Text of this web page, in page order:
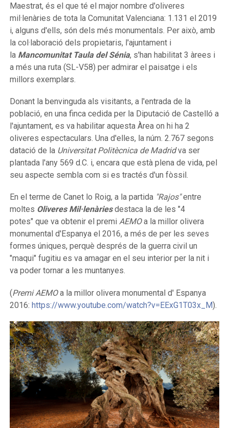
Maestrat, és el que té el major nombre d'oliveres
mil·lenàries de tota la Comunitat Valenciana: 1.131 el 2019
i, alguns d'ells, són dels més monumentals. Per això, amb
la col·laboració dels propietaris, l'ajuntament i
la Mancomunitat Taula del Sénia, s'han habilitat 3 àrees i
a més una ruta (SL-V58) per admirar el paisatge i els
millors exemplars.
Donant la benvinguda als visitants, a l'entrada de la
població, en una finca cedida per la Diputació de Castelló a
l'ajuntament, es va habilitar aquesta Àrea on hi ha 2
oliveres espectaculars. Una d'elles, la núm. 2.767 segons
datació de la Universitat Politècnica de Madridva ser
plantada l'any 569 d.C. i, encara que està plena de vida, pel
seu aspecte sembla com si es tractés d'un fòssil.
En el terme de Canet lo Roig, a la partida "Rajos"entre
moltes Oliveres Mil·lenàriesdestaca la de les "4
potes" que va obtenir el premiAEMOa la millor olivera
monumental d'Espanya el 2016, a més de per les seves
formes úniques, perquè després de la guerra civil un
"maqui" fugitiu es va amagar en el seu interior per la nit i
va poder tornar a les muntanyes.
(Premi AEMOa la millor olivera monumental d' Espanya
2016:https://www.youtube.com/watch?v=EExG1T03x_M).